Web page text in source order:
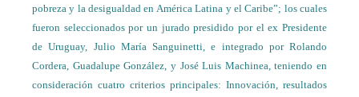
pobreza y la desigualdad en América Latina y el Caribe”; los cuales
fueron seleccionados por un jurado presidido por el ex Presidente
de Uruguay, Julio María Sanguinetti, e integrado por Rolando
Cordera, Guadalupe González, y José Luis Machinea, teniendo en
consideración cuatro criterios principales: Innovación, resultados